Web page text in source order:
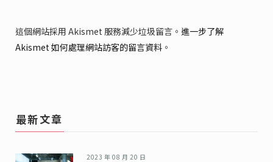
這個網站採用 Akismet 服務減少垃圾留言。 進一步了解
Akismet 如何處理網站訪客的留言資料 。
最新文章
2023 年 08 月 20 日